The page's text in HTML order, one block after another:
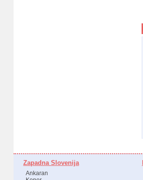
Zapadna Slovenija
Ankaran